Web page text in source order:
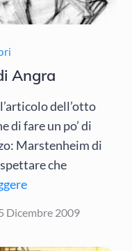
Angra
dell’otto
di fare un po’ di
Marstenheim di
che
Dicembre 2009